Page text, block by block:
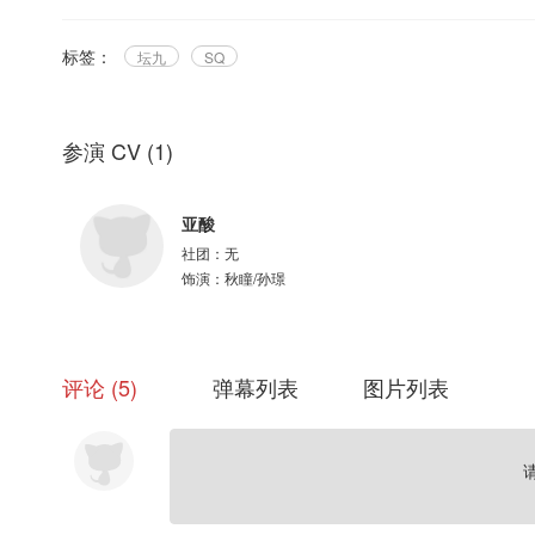
标签： 坛九 SQ
参演 CV (1)
亚酸
社团： 无
饰演： 秋瞳/孙璟
评论 5 弹幕列表 图片列表